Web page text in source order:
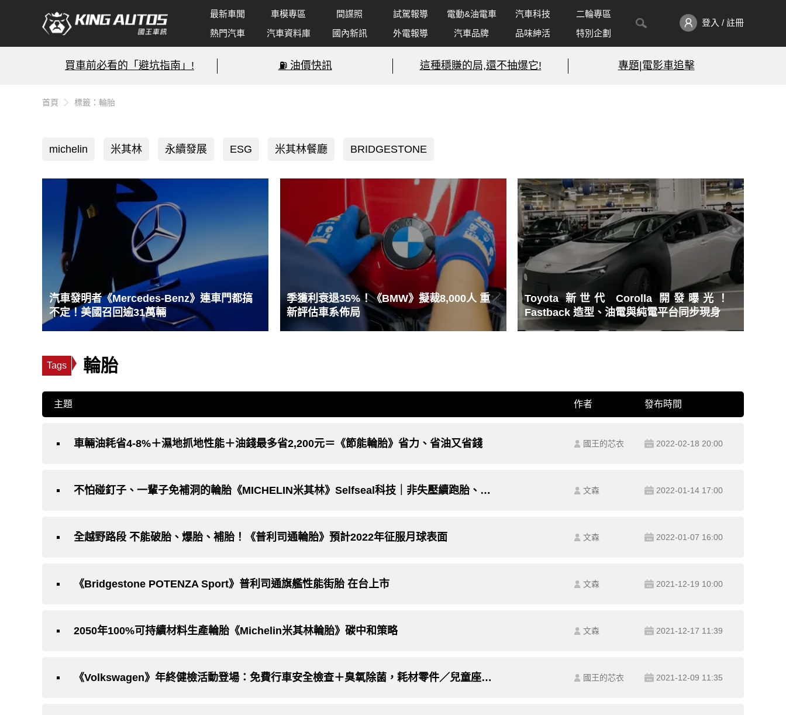
最新車聞 車模專區 間諜照 試駕報導 電動&油電車 汽車科技
二輪專區
熱門汽車
汽車資料庫 國內新訊 外電報導 汽車品牌 品味紳活 特別企劃
登入 / 註冊
買車前必看的「避坑指南」! ⛽️ 油價快訊 這種穩賺的局,還不抽爆它! 專題|電影車追擊
首頁 標籤：輪胎
michelin 米其林 永續發展 ESG 米其林餐廳 BRIDGESTONE
汽車發明者《Mercedes-Benz》連車門都搞
不定！美國召回逾31萬輛
季獲利衰退35%！《BMW》擬裁8,000人 重
新評估車系佈局
Toyota 新世代 Corolla 開發曝光！
Fastback 造型、油電與純電平台同步現身
Tags 輪胎
主題 作者 發布時間
車輛油耗省4-8%＋濕地抓地性能＋油錢最多省2,200元＝《節能輪胎》省力、省油又省錢 國王的芯衣 2022-02-18 20:00
不怕碰釘子、一輩子免補洞的輪胎《MICHELIN米其林》Selfseal科技｜非失壓續跑胎、補胎劑 文森 2022-01-14 17:00
全越野路段 不能破胎、爆胎、補胎！《普利司通輪胎》預計2022年征服月球表面 文森 2022-01-07 16:00
《Bridgestone POTENZA Sport》普利司通旗艦性能街胎 在台上市 文森 2021-12-19 10:00
2050年100%可持續材料生產輪胎《Michelin米其林輪胎》碳中和策略 文森 2021-12-17 11:39
《Volkswagen》年終健檢活動登場：免費行車安全檢查＋臭氧除菌，耗材零件／兒童座椅全面8折起 國王的芯衣 2021-12-09 11:35